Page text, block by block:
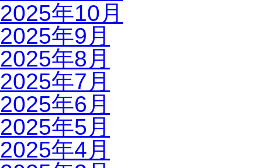
2025年10月
2025年9月
2025年8月
2025年7月
2025年6月
2025年5月
2025年4月